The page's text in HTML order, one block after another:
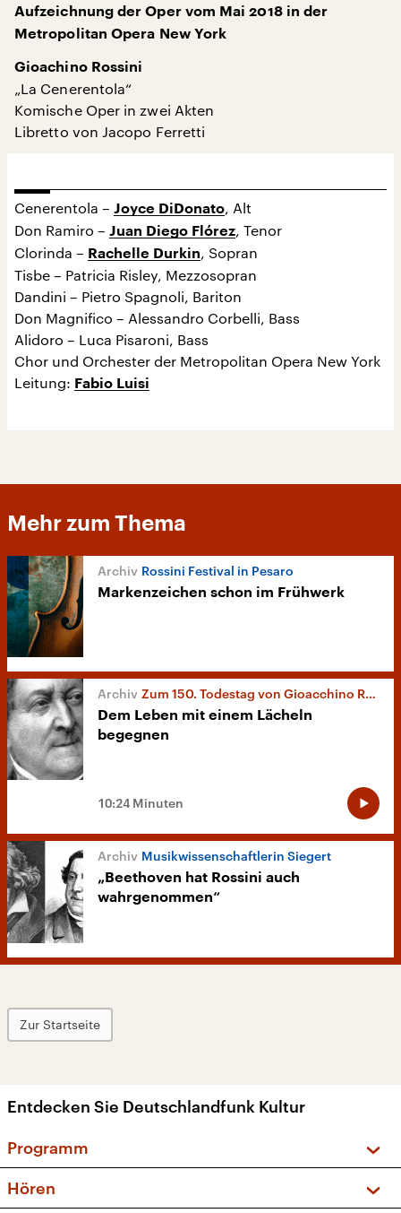
Aufzeichnung der Oper vom Mai 2018 in der
Metropolitan Opera New York
Gioachino Rossini
„La Cenerentola“
Komische Oper in zwei Akten
Libretto von Jacopo Ferretti
Cenerentola – Joyce DiDonato, Alt
Don Ramiro – Juan Diego Flórez, Tenor
Clorinda – Rachelle Durkin, Sopran
Tisbe – Patricia Risley, Mezzosopran
Dandini – Pietro Spagnoli, Bariton
Don Magnifico – Alessandro Corbelli, Bass
Alidoro – Luca Pisaroni, Bass
Chor und Orchester der Metropolitan Opera New York
Leitung: Fabio Luisi
Mehr zum Thema
Rossini Festival in Pesaro
Markenzeichen schon im Frühwerk
Zum 150. Todestag von Gioacchino Rossini
Dem Leben mit einem Lächeln
begegnen
10:24 Minuten
Musikwissenschaftlerin Siegert
„Beethoven hat Rossini auch
wahrgenommen“
Zur Startseite
Entdecken Sie Deutschlandfunk Kultur
Programm
Sendungen und Podcasts
Hören